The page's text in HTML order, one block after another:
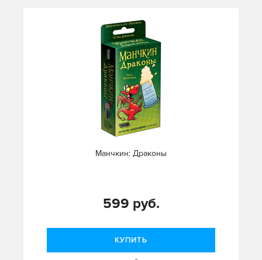
Манчкин: Драконы
599 руб.
КУПИТЬ